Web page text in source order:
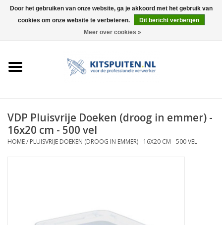
0 Artikelen - €0,00
ELEKTRISCH
VDP Pluisvrije Doeken (droog in emmer) -
16x20 cm - 500 vel
HOME/ PLUISVRIJE DOEKEN (DROOG IN EMMER) - 16X20 CM - 500 VEL
Door het gebruiken van onze website, ga je akkoord met het gebruik van
cookies om onze website te verbeteren.
Dit bericht verbergen
Meer over cookies »